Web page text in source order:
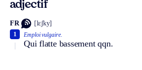
adjectif
FR [lɛʃky]
Emploi vulgaire.
Qui flatte bassement qqn.
1